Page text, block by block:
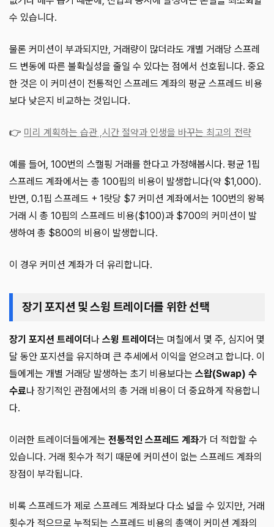
수 있습니다.
물론 커미션이 부과되지만, 거래량이 많더라도 개별 거래당 스프레
드 변동에 따른 불확실성을 줄일 수 있다는 점에서 선호됩니다. 중요
한 것은 이 커미션이 전통적인 스프레드 계좌의 평균 스프레드 비용
보다 낮은지 비교하는 것입니다.
👉 미리 계획하는 습관 ,시간 절약과 인생을 바꾸는 최고의 전략
예를 들어, 100번의 스캘핑 거래를 한다고 가정해봅시다. 평균 1핍
스프레드 계좌에서는 총 100핍의 비용이 발생합니다(약 $1,000).
반면, 0.1핍 스프레드 + 1랏당 $7 커미션 계좌에서는 100번의 왕복
거래 시 총 10핍의 스프레드 비용($100)과 $700의 커미션이 발
생하여 총 $800의 비용이 발생합니다.
이 경우 커미션 계좌가 더 유리합니다.
장기 포지션 및 스윙 트레이더를 위한 선택
장기 포지션 트레이더 나 스윙 트레이더는 며칠에서 몇 주, 심지어 몇
달 동안 포지션을 유지하며 큰 추세에서 이익을 얻으려고 합니다. 이
들에게는 개별 거래당 발생하는 초기 비용보다는 스왑(Swap) 수
수료나 장기적인 관점에서의 총 거래 비용이 더 중요하게 작용합니
다.
이러한 트레이더들에게는 전통적인 스프레드 계좌가 더 적합할 수
있습니다. 거래 횟수가 적기 때문에 커미션이 없는 스프레드 계좌의
장점이 부각됩니다.
비록 스프레드가 제로 스프레드 계좌보다 다소 넓을 수 있지만, 거래
횟수가 적으므로 누적되는 스프레드 비용의 총액이 커미션 계좌의